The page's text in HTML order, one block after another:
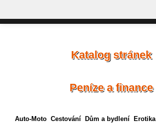
Katalog stránek
Peníze a finance
Auto-Moto Cestování Dům a bydlení Erotika